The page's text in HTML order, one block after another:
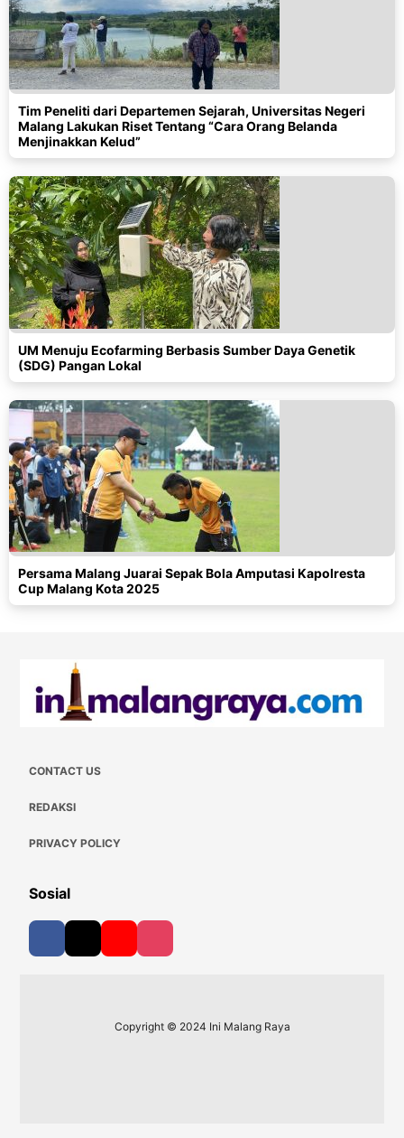
Tim Peneliti dari Departemen Sejarah, Universitas Negeri
Malang Lakukan Riset Tentang “Cara Orang Belanda
Menjinakkan Kelud”
UM Menuju Ecofarming Berbasis Sumber Daya Genetik
(SDG) Pangan Lokal
Persama Malang Juarai Sepak Bola Amputasi Kapolresta
Cup Malang Kota 2025
CONTACT US
REDAKSI
PRIVACY POLICY
Sosial
Copyright © 2024 Ini Malang Raya